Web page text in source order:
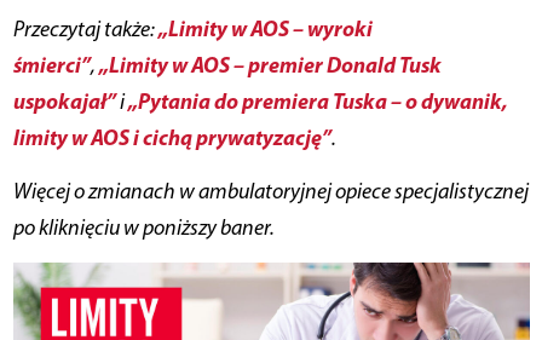
Przeczytaj także:„Limity w AOS – wyroki
śmierci”,„Limity w AOS – premier Donald Tusk
uspokajał”i„Pytania do premiera Tuska – o dywanik,
limity w AOS i cichą prywatyzację”.
Więcej o zmianach w ambulatoryjnej opiece specjalistycznej
po kliknięciu w poniższy baner.